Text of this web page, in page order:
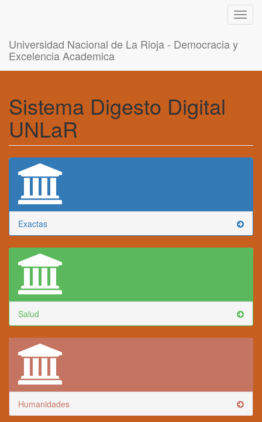
Universidad Nacional de La Rioja - Democracia y
Excelencia Academica
Sistema Digesto Digital
UNLaR
Exactas
Salud
Humanidades